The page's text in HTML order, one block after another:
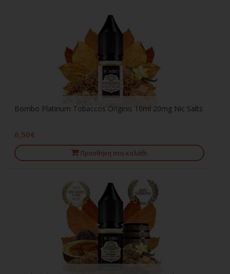
Bombo Platinum Tobaccos Originis 10ml 20mg Nic Salts
6,50€
Προσθήκη στο καλάθι